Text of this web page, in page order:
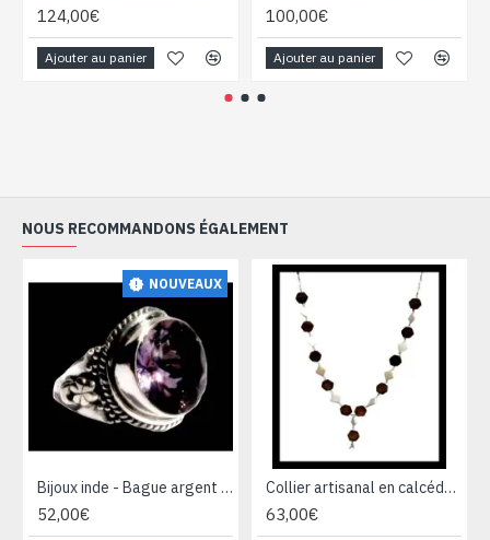
124,00€
Ajouter au panier
100,00€
Ajouter au panier
NOUS RECOMMANDONS ÉGALEMENT
NOUVEAUX
Bijoux inde - Bague argent Améthyste
52,00€
Collier artisanal en calcédoine, œil de tigre et argent
63,00€